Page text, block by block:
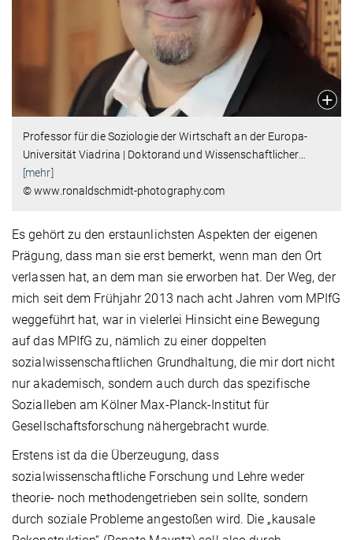
Professor für die Soziologie der Wirtschaft an der Europa-
Universität Viadrina | Doktorand und Wissenschaftlicher…
[mehr]
© www.ronaldschmidt-photography.com
Es gehört zu den erstaunlichsten Aspekten der eigenen
Prägung, dass man sie erst bemerkt, wenn man den Ort
verlassen hat, an dem man sie erworben hat. Der Weg, der
mich seit dem Frühjahr 2013 nach acht Jahren vom MPIfG
weggeführt hat, war in vielerlei Hinsicht eine Bewegung
auf das MPIfG zu, nämlich zu einer doppelten
sozialwissenschaftlichen Grundhaltung, die mir dort nicht
nur akademisch, sondern auch durch das spezifische
Sozialleben am Kölner Max-Planck-Institut für
Gesellschaftsforschung nähergebracht wurde.
Erstens ist da die Überzeugung, dass
sozialwissenschaftliche Forschung und Lehre weder
theorie- noch methodengetrieben sein sollte, sondern
durch soziale Probleme angestoßen wird. Die „kausale